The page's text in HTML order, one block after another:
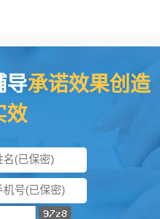
导承诺效果创造
效